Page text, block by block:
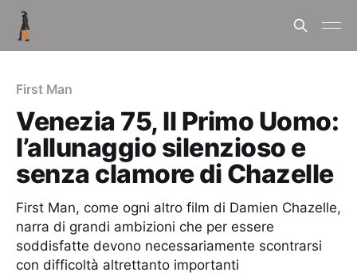
First Man
Venezia 75, Il Primo Uomo:
l’allunaggio silenzioso e
senza clamore di Chazelle
First Man, come ogni altro film di Damien Chazelle,
narra di grandi ambizioni che per essere
soddisfatte devono necessariamente scontrarsi
con difficoltà altrettanto importanti